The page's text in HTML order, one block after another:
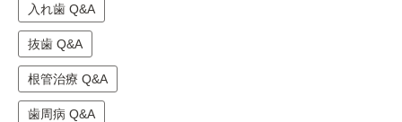
入れ歯 Q&A
抜歯 Q&A
根管治療 Q&A
歯周病 Q&A